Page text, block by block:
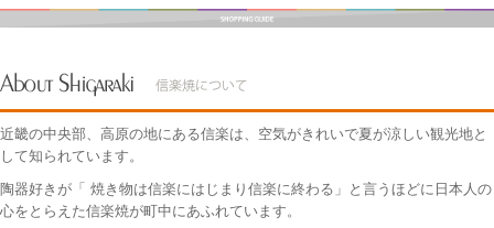
近畿の中央部、高原の地にある信楽は、空気がきれいで夏が涼しい観光地と
して知られています。
陶器好きが「 焼き物は信楽にはじまり信楽に終わる」と言うほどに日本人の
心をとらえた信楽焼が町中にあふれています。